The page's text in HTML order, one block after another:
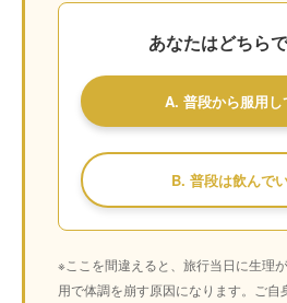
あなたはどちら
A. 普段から服用し
B. 普段は飲んで
※ここを間違えると、旅行当日に生理
用で体調を崩す原因になります。ご自